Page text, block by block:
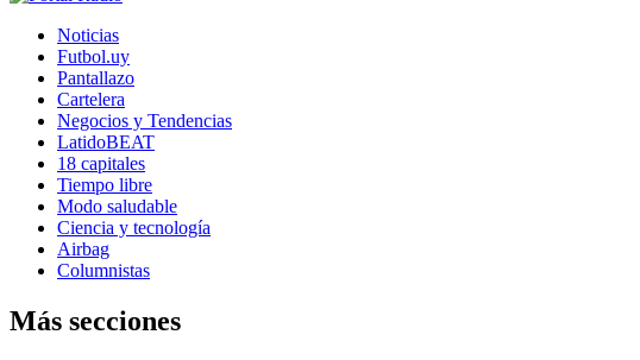
Noticias
Futbol.uy
Pantallazo
Cartelera
Negocios y Tendencias
LatidoBEAT
18 capitales
Tiempo libre
Modo saludable
Ciencia y tecnología
Airbag
Columnistas
Más secciones